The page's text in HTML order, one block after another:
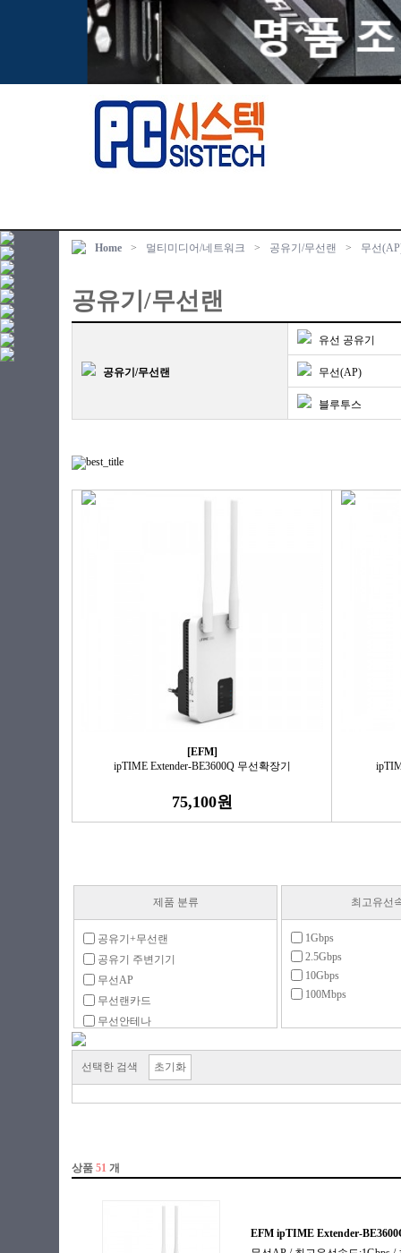
Home > 멀티미디어/네트워크 > 공유기/무선랜 > 무선
공유기/무선랜
공유기/무선랜
유선 공유기
무선(AP)
블루투스
[EFM]
ipTIME Extender-BE3600Q 무선확장기
75,100원
제품 분류
공유기+무선랜
공유기 주변기기
무선AP
무선랜카드
무선안테나
유무선 패키지
유선
크래들
최고유선
1Gbps
2.5Gbps
10Gbps
100Mbps
선택한 검색 초기화